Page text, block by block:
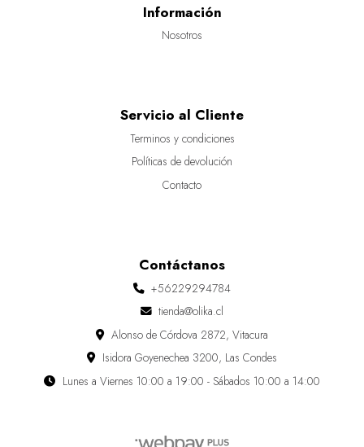
Información
Nosotros
Servicio al Cliente
Terminos y condiciones
Políticas de devolución
Contacto
Contáctanos
+56229294784
tienda@olika.cl
Alonso de Córdova 2872, Vitacura
Isidora Goyenechea 3200, Las Condes
Lunes a Viernes 10:00 a 19:00 - Sábados 10:00 a 14:00